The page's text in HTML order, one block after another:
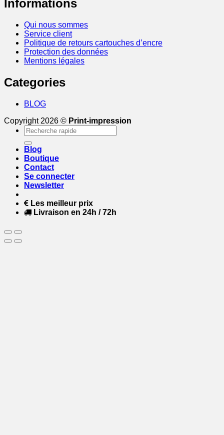
Informations
Qui nous sommes
Service client
Politique de retours cartouches d’encre
Protection des données
Mentions légales
Categories
BLOG
Copyright 2026 © Print-impression
Recherche
pour :
Blog
Boutique
Contact
Se connecter
Newsletter
Les meilleur prix
Livraison en 24h / 72h